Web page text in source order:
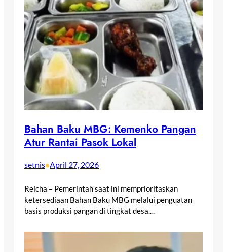
Bahan Baku MBG: Kemenko Pangan
Atur Rantai Pasok Lokal
setnis•April 27, 2026
Reicha – Pemerintah saat ini memprioritaskan
ketersediaan Bahan Baku MBG melalui penguatan
basis produksi pangan di tingkat desa.…